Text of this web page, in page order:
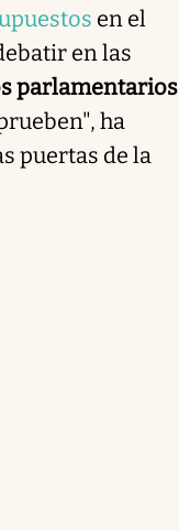
en el
en las
parlamentarios
ha
puertas de la